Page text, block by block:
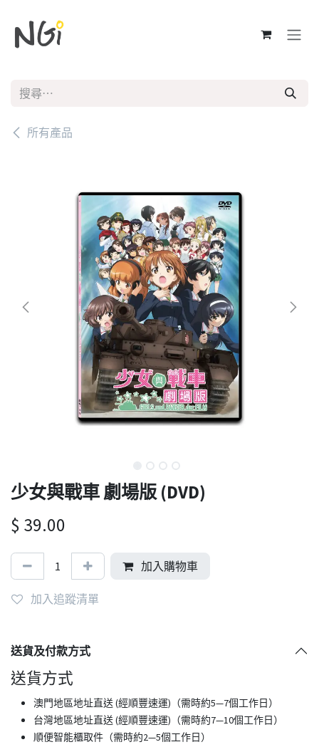
所有產品
少女與戰車 劇場版 (DVD)
$ 39.00
加入購物車
加入追蹤清單
送貨及付款方式
送貨方式
澳門地區地址直送 (經順豐速運)（需時約5—7個工作日）
台灣地區地址直送 (經順豐速運)（需時約7—10個工作日）
順便智能櫃取件（需時約2—5個工作日）